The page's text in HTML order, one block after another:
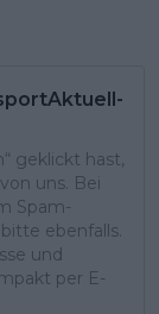
geklickt hast,
uns. Bei
Spam-
ebenfalls.
und
per E-